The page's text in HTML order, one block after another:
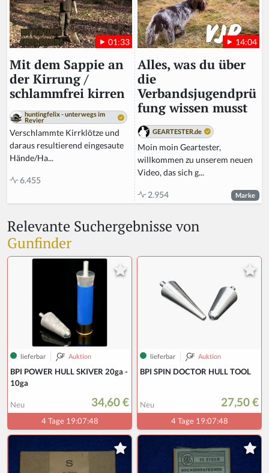
01:33
Mit dem Sappie an
der Kirrung /
schlammfrei kirren
huntingfelix - unterwegs im
Revier
Verschlammte Kirrklötze und
daraus resultierend eingesaute
Hände/Ha...
6.455
14:04
Alles, was du über
die
Verbandsjugendprü
fung wissen musst
GEARTESTER.de
Moin moin Geartester,
willkommen zu unserem neuen
Video, das sich g...
2.954 Marke
Relevante Suchergebnisse von
Gunfinder